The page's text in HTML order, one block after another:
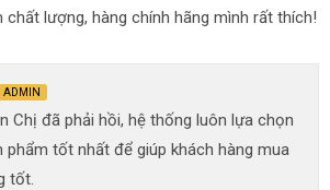
chất lượng, hàng chính hãng mình rất thích!
ADMIN
Chị đã phải hồi, hệ thống luôn lựa chọn
phẩm tốt nhất để giúp khách hàng mua
tốt.